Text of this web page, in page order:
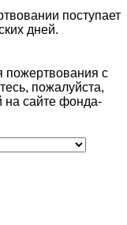
поступает
дней.
пожертвования с
пожалуйста,
сайте фонда-